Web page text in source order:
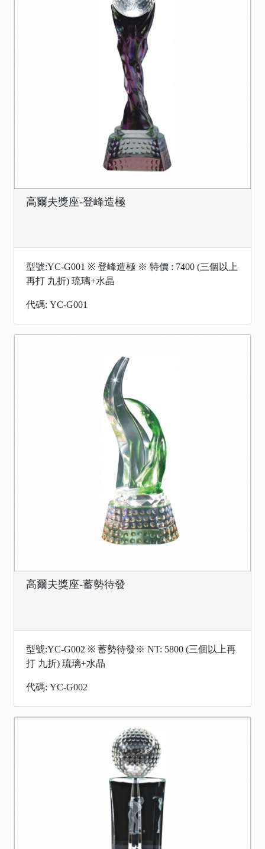
高爾夫獎座-登峰造極
型號:YC-G001 ※ 登峰造極 ※ 特價 : 7400 (三個以上
再打 九折) 琉璃+水晶
代碼: YC-G001
高爾夫獎座-蓄勢待發
型號:YC-G002 ※ 蓄勢待發※ NT: 5800 (三個以上再
打 九折) 琉璃+水晶
代碼: YC-G002